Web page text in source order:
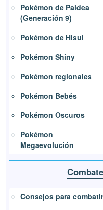
Pokémon de Paldea
(Generación 9)
Pokémon de Hisui
Pokémon Shiny
Pokémon regionales
Pokémon Bebés
Pokémon Oscuros
Pokémon
Megaevolución
Consejos para